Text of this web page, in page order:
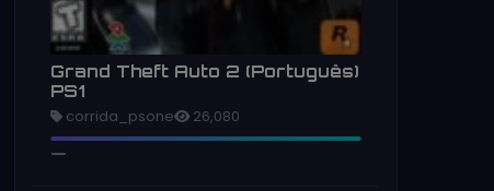
Grand Theft Auto 2 (Português)
PS1
corrida_psone 26,080